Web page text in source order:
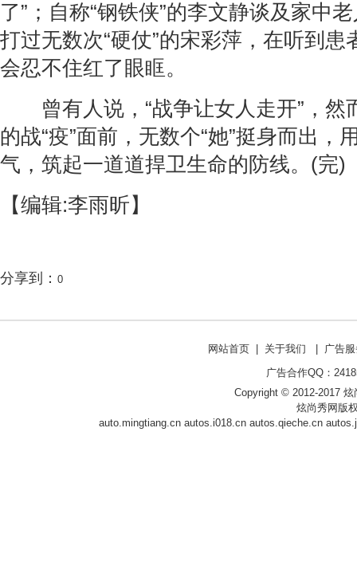
了”；自称“钢铁侠”的李文静谈及家中
打过无数次“硬仗”的宋彩萍，在听到患
会忍不住红了眼眶。
曾有人说，“战争让女人走开”，然
的战“疫”面前，无数个“她”挺身而出，
气，筑起一道道捍卫生命的防线。(完)
【编辑:李雨昕】
分享到： 0
网站首页 关于我们
广告
广告合作QQ：
Copyright © 2012-2017
炫尚秀网版
auto.mingtiang.cn autos.i018.cn autos.qieche.cn